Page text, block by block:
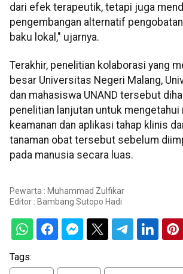
dari efek terapeutik, tetapi juga
pengembangan alternatif
baku lokal," ujarnya.
Terakhir, penelitian kolaborasi yang
besar Universitas Negeri Malang,
dan mahasiswa UNAND tersebut
penelitian lanjutan untuk mengetahui
keamanan dan aplikasi tahap klinis
tanaman obat tersebut sebelum
pada manusia secara luas.
Pewarta : Muhammad Zulfikar
Editor : Bambang Sutopo Hadi
Tags: